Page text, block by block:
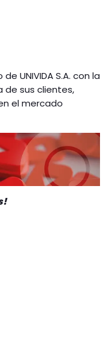
UNIVIDA S.A. con la
de sus clientes,
el mercado